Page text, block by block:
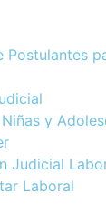
Postulantes
y
Judicial
Laboral